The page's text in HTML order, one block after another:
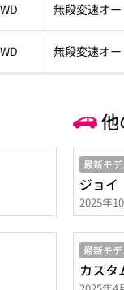
無段変速オ
無段変速オ
他
最新モ
ジョ
2025年
最新モ
カスタ